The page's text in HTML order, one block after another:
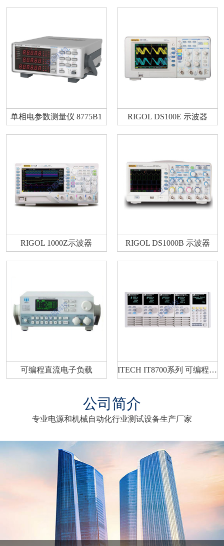
单相电参数测量仪 8775B1 RIGOL DS100E 示波器
RIGOL 1000Z示波器 RIGOL DS1000B 示波器
可编程直流电子负载 ITECH IT8700系列 可编程电子负载
公司简介
专业电源和机械自动化行业测试设备生产厂家